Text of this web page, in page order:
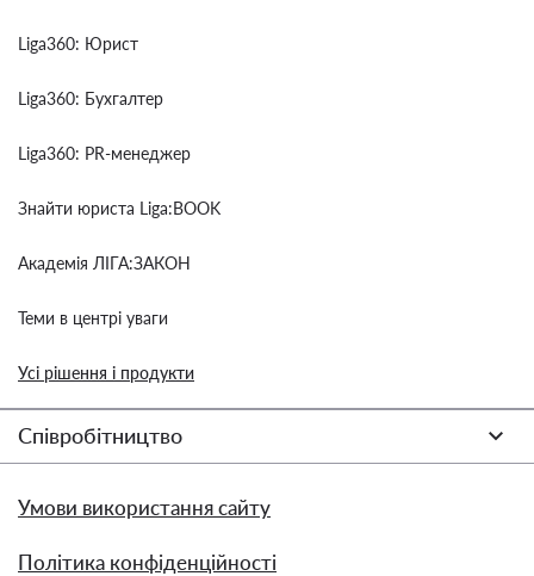
Liga360: Юрист
Liga360: Бухгалтер
Liga360: PR-менеджер
Знайти юриста Liga:BOOK
Академія ЛІГА:ЗАКОН
Теми в центрі уваги
Усі рішення і продукти
Співробітництво
Умови використання сайту
Політика конфіденційності